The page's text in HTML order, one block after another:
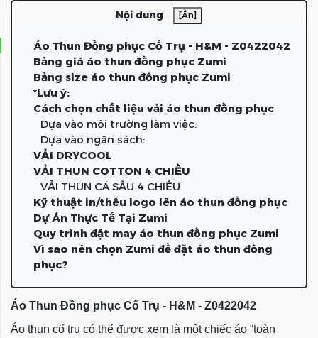
Nội dung [Ẩn]
Áo Thun Đồng phục Cổ Trụ - H&M - Z0422042
Bảng giá áo thun đồng phục Zumi
Bảng size áo thun đồng phục Zumi
*Lưu ý:
Cách chọn chất liệu vải áo thun đồng phục
Dựa vào môi trường làm việc:
Dựa vào ngân sách:
VẢI DRYCOOL
VẢI THUN COTTON 4 CHIỀU
VẢI THUN CÁ SẤU 4 CHIỀU
Kỹ thuật in/thêu logo lên áo thun đồng phục
Dự Án Thực Tế Tại Zumi
Quy trình đặt may áo thun đồng phục Zumi
Vì sao nên chọn Zumi để đặt áo thun đồng
phục?
Áo Thun Đồng phục Cổ Trụ - H&M - Z0422042
Áo thun cổ trụ có thể được xem là một chiếc áo “toàn